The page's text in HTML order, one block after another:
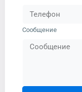
Сообщение